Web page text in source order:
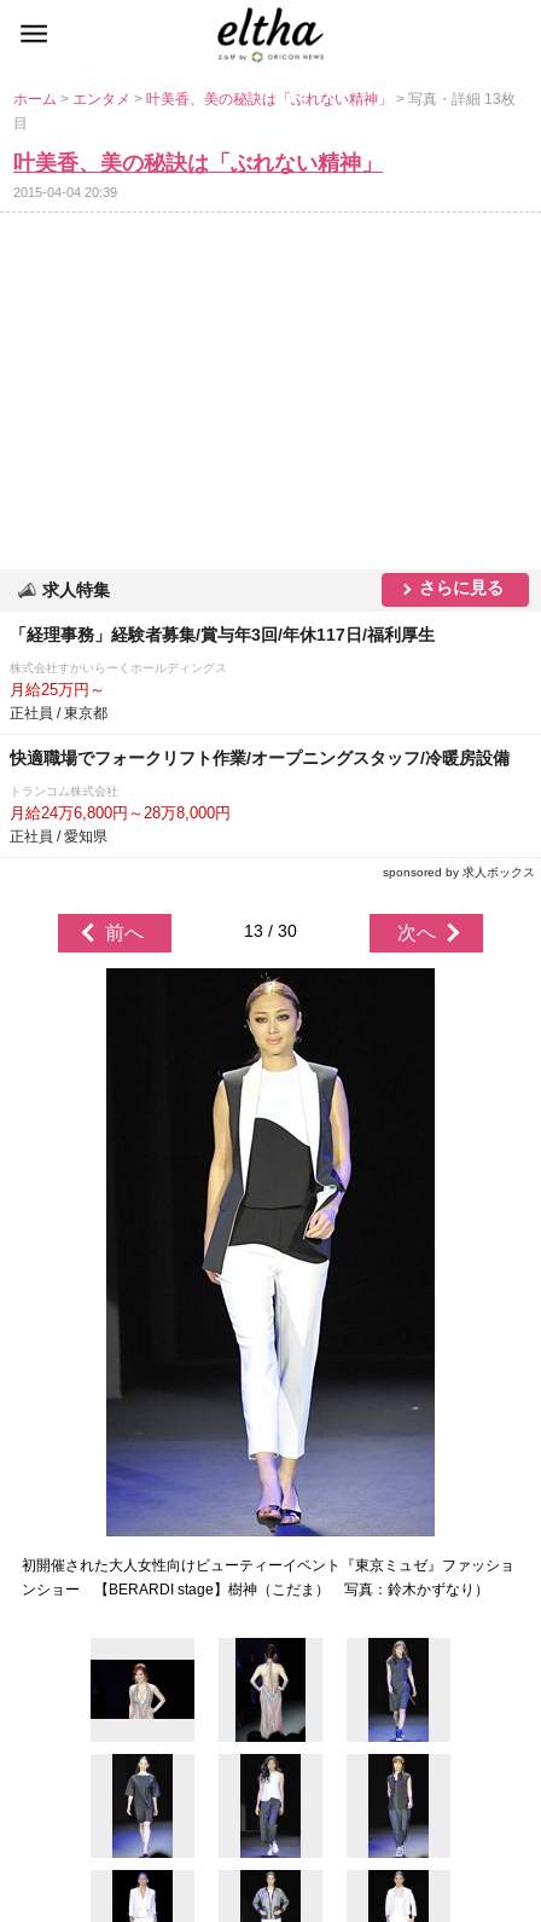
ホーム> エンタメ>叶美香、美の秘訣は「ぶれない精神」> 写真・詳細 13枚
目
叶美香、美の秘訣は「ぶれない精神」
2015-04-04 20:39
求人特集 さらに見る
「経理事務」経験者募集/賞与年3回/年休117日/福利厚生
株式会社すかいらーくホールディングス
月給25万円～
正社員 / 東京都
快適職場でフォークリフト作業/オープニングスタッフ/冷暖房設備
トランコム株式会社
月給24万6,800円～28万8,000円
正社員 / 愛知県
sponsored by 求人ボックス
前へ 13 / 30 次へ
初開催された大人女性向けビューティーイベント『東京ミュゼ』ファッショ
ンショー 【BERARDI stage】樹神（こだま） 写真：鈴木かずなり）